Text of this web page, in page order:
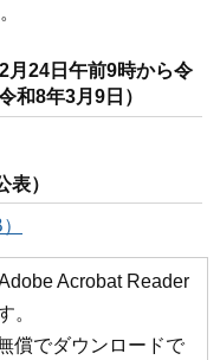
月24日午前9時から令
和8年3月9日）
）
Acrobat Reader
。
償でダウンロードで